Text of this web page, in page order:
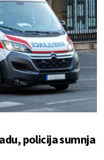
policija sumnja